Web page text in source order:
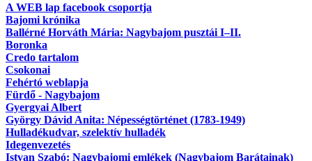
A WEB lap facebook csoportja
Bajomi krónika
Ballérné Horváth Mária: Nagybajom pusztái I–II.
Boronka
Credo tartalom
Csokonai
Fehértó weblapja
Fürdő - Nagybajom
Gyergyai Albert
György Dávid Anita: Népességtörténet (1783-1949)
Hulladékudvar, szelektív hulladék
Idegenvezetés
Istvan Szabó: Nagybajomi emlékek (Nagybajom Barátainak)